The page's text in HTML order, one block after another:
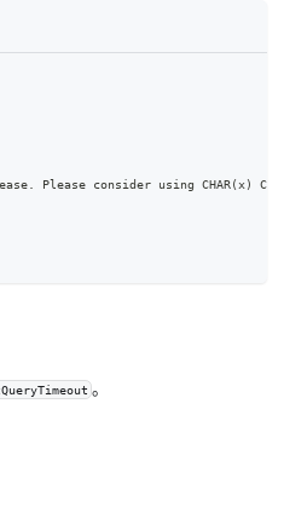
Please consider using CHAR(x)
。